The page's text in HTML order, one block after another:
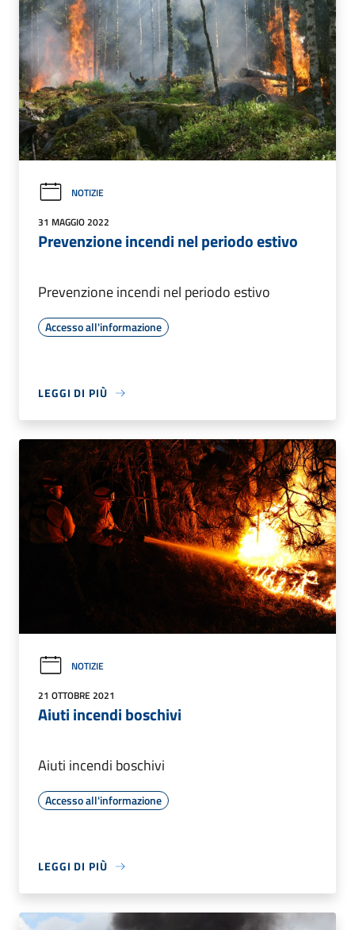
NOTIZIE
31 MAGGIO 2022
Prevenzione incendi nel periodo estivo
Prevenzione incendi nel periodo estivo
Accesso all'informazione
LEGGI DI PIÙ
NOTIZIE
21 OTTOBRE 2021
Aiuti incendi boschivi
Aiuti incendi boschivi
Accesso all'informazione
LEGGI DI PIÙ